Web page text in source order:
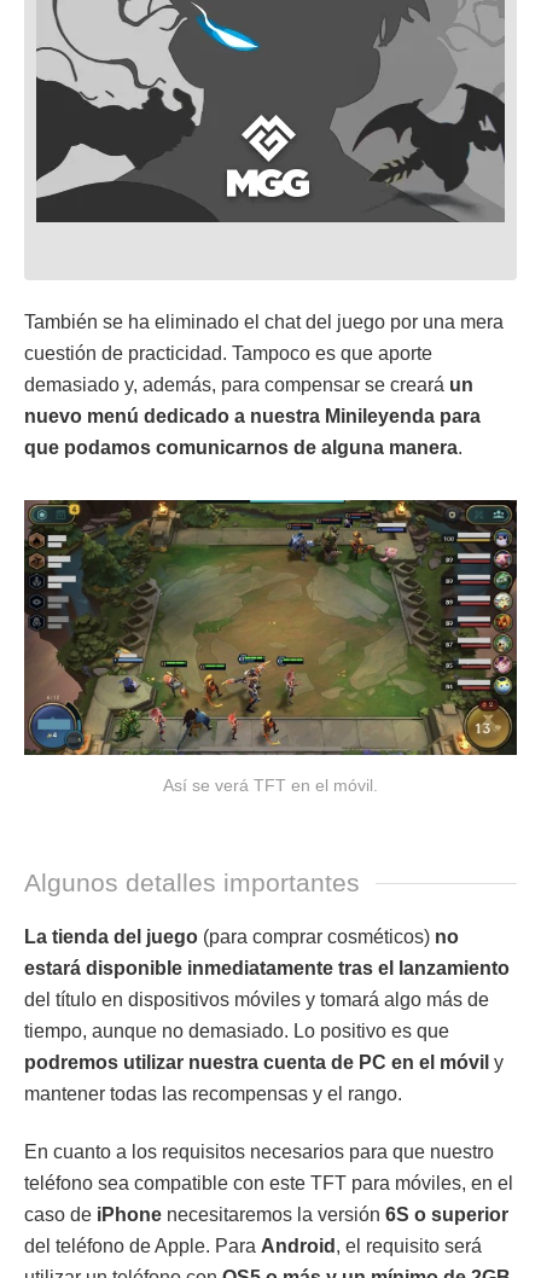
También se ha eliminado el chat del juego por una mera
cuestión de practicidad. Tampoco es que aporte
demasiado y, además, para compensar se creará un
nuevo menú dedicado a nuestra Minileyenda para
que podamos comunicarnos de alguna manera.
Así se verá TFT en el móvil.
Algunos detalles importantes
La tienda del juego (para comprar cosméticos) no
estará disponible inmediatamente tras el lanzamiento
del título en dispositivos móviles y tomará algo más de
tiempo, aunque no demasiado. Lo positivo es que
podremos utilizar nuestra cuenta de PC en el móvil y
mantener todas las recompensas y el rango.
En cuanto a los requisitos necesarios para que nuestro
teléfono sea compatible con este TFT para móviles, en el
caso de iPhone necesitaremos la versión 6S o superior
del teléfono de Apple. Para Android , el requisito será